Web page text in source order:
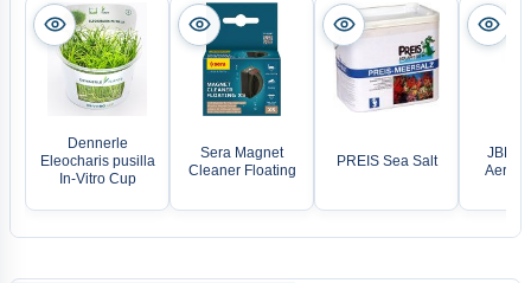
Dennerle
Eleocharis pusilla
In-Vitro Cup
Sera Magnet
Cleaner Floating
PREIS Sea Salt
JBL
Aeras